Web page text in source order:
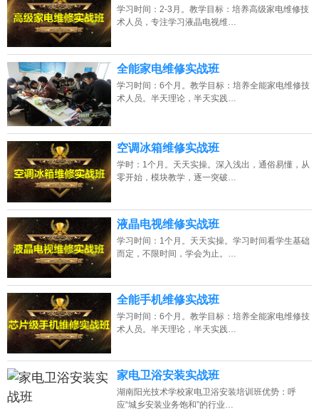
学习时间：2-3月。教学目标：培养高级家电维修技
术人员，专注学习液晶电视维…
全能家电维修实战班
学习时间：6个月。教学目标：培养全能家电维修技
术人员。半天理论，半天实践…
空调冰箱维修实战班
学时：1个月。天天实操。深入浅出，通俗易懂，从
零开始，模块教学，逐一突破…
液晶电视维修实战班
学习时间：1个月。天天实操。学习时间看学生基础
而定，不限时间，学会为止。…
全能手机维修实战班
学习时间：6个月。教学目标：培养全能家电维修技
术人员。半天理论，半天实践…
家电卫浴安装实战班
湖南阳光技术学校家电卫浴安装培训班优势：呼
应“城乡安装业务饱和”的行业…